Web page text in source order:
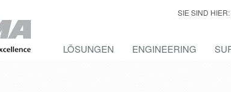
SIE SIND HIER:
LÖSUNGEN ENGINEERING